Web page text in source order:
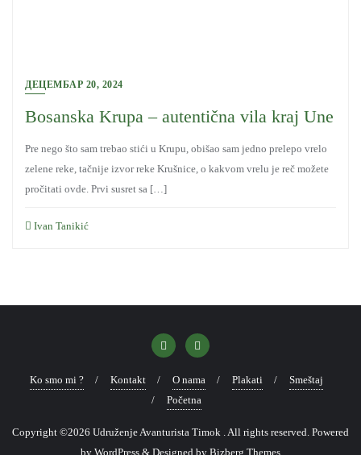
ДЕЦЕМБАР 20, 2024
Bosanska Krupa – autentična vila kraj Une
Pre nego što sam trebao stići u Krupu, obišao sam jedno prelepo vrelo
zelene reke, tačnije izvor reke Krušnice, o kakvom vrelu je reč možete
pročitati ovde. Prvi susret sa […]
Ivan Tanikić
Ko smo mi ? Kontakt O nama Plakati
Smeštaj
Početna
Copyright ©2026 Udruženje Avanturista Timok . All rights reserved. Powered
by WordPress & Designed by Bizberg Themes